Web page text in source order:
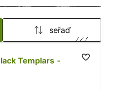
svým rytířským
k mutacím,
seřaď
Templars -